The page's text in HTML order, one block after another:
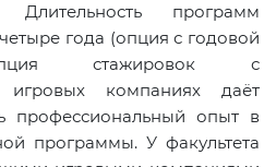
Длительность программ
года (опция с годовой
стажировок с
игровых компаниях даёт
профессиональный опыт в
программы. У факультета